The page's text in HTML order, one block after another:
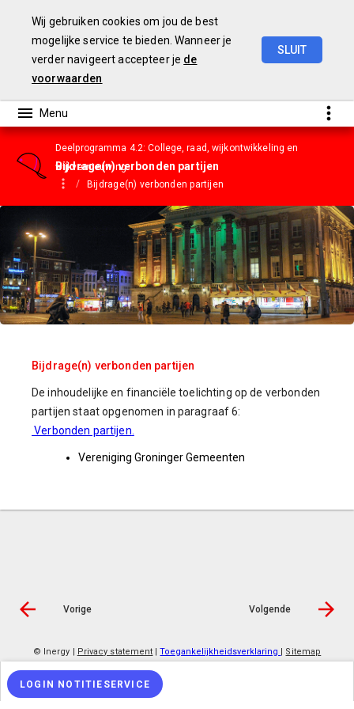
Wij gebruiken cookies om jou de best
mogelijke service te bieden. Wanneer je
verder navigeert accepteer je de
voorwaarden
SLUIT
Deelprogramma 4.2: College, raad, wijkontwikkeling en
wijkvernieuwing
Bijdrage(n) verbonden partijen
Bijdrage(n) verbonden partijen
Bijdrage(n) verbonden partijen
De inhoudelijke en financiële toelichting op de verbonden
partijen staat opgenomen in paragraaf 6:
Verbonden partijen
Vereniging Groninger Gemeenten
Vorige Volgende
© Inergy | Privacy statement |Toegankelijkheidsverklaring | Sitemap
LOGIN NOTITIESERVICE